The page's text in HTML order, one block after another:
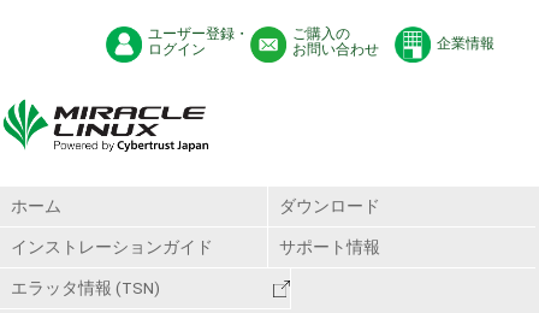
ユーザー登録・
ログイン
ご購入の
お問い合わせ
企業情報
ホーム ダウンロード
インストレーションガイド サポート情報
エラッタ情報 (TSN)